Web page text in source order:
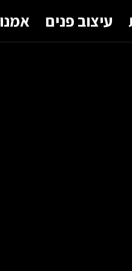
עיצוב פנים